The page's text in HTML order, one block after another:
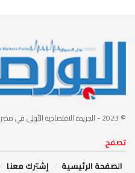
© 2023 - الجريدة الاقتصادية الأولى في مصر
تصفح
الصفحة الرئيسية
إشترك معنا